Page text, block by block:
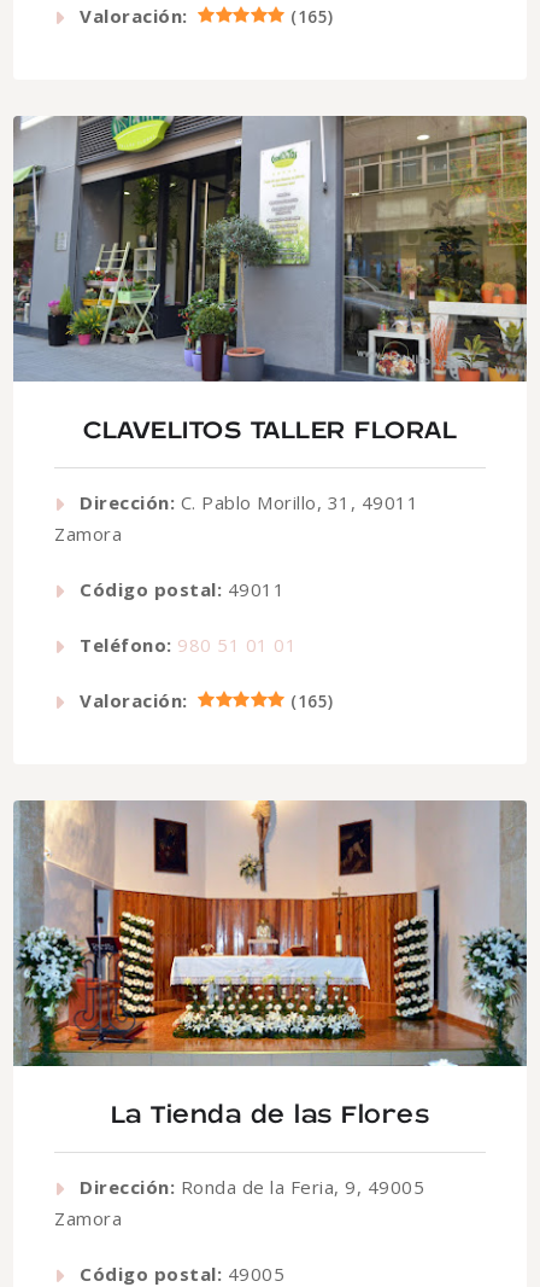
Valoración: (165)
CLAVELITOS TALLER FLORAL
Dirección: C. Pablo Morillo, 31, 49011
Zamora
Código postal: 49011
Teléfono: 980 51 01 01
Valoración: (165)
La Tienda de las Flores
Dirección: Ronda de la Feria, 9, 49005
Zamora
Código postal: 49005